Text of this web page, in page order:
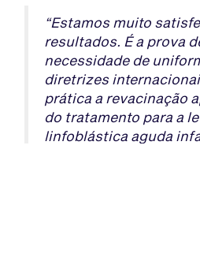
“Estamos muito
resultados. É a prova
necessidade de
diretrizes
prática a revacinação
do tratamento para a
linfoblástica aguda